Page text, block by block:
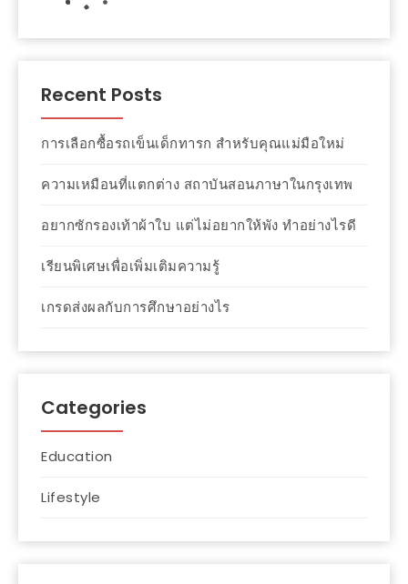
Recent Posts
การเลือกซื้อรถเข็นเด็กทารก สำหรับคุณแม่มือใหม่
ความเหมือนที่แตกต่าง สถาบันสอนภาษาในกรุงเทพ
อยากซักรองเท้าผ้าใบ แต่ไม่อยากให้พัง ทำอย่างไรดี
เรียนพิเศษเพื่อเพิ่มเติมความรู้
เกรดส่งผลกับการศึกษาอย่างไร
Categories
Education
Lifestyle